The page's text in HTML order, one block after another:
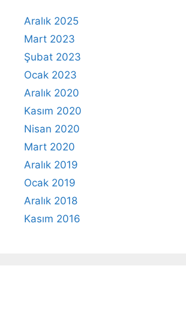
Aralık 2025
Mart 2023
Şubat 2023
Ocak 2023
Aralık 2020
Kasım 2020
Nisan 2020
Mart 2020
Aralık 2019
Ocak 2019
Aralık 2018
Kasım 2016